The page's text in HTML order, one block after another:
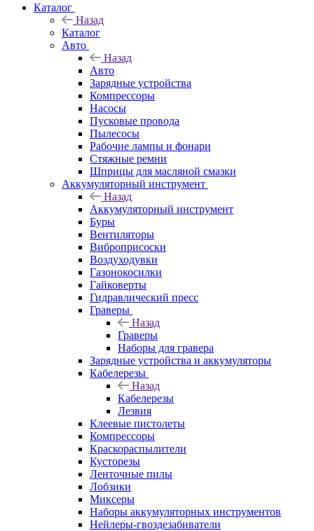
Каталог
Назад
Каталог
Авто
Назад
Авто
Зарядные устройства
Компрессоры
Насосы
Пусковые провода
Пылесосы
Рабочие лампы и фонари
Стяжные ремни
Шприцы для масляной смазки
Аккумуляторный инструмент
Назад
Аккумуляторный инструмент
Буры
Вентиляторы
Виброприсоски
Воздуходувки
Газонокосилки
Гайковерты
Гидравлический пресс
Граверы
Назад
Граверы
Наборы для гравера
Зарядные устройства и аккумуляторы
Кабелерезы
Назад
Кабелерезы
Лезвия
Клеевые пистолеты
Компрессоры
Краскораспылители
Кусторезы
Ленточные пилы
Лобзики
Миксеры
Наборы аккумуляторных инструментов
Нейлеры-гвоздезабиватели